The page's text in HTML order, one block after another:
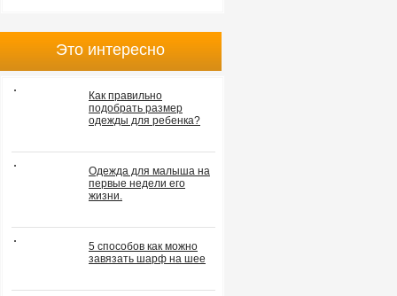
Это интересно
Как правильно
подобрать размер
одежды для ребенка?
Одежда для малыша на
первые недели его
жизни.
5 способов как можно
завязать шарф на шее